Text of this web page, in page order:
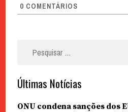
0 COMENTÁRIOS
Últimas Notícias
ONU condena sanções dos